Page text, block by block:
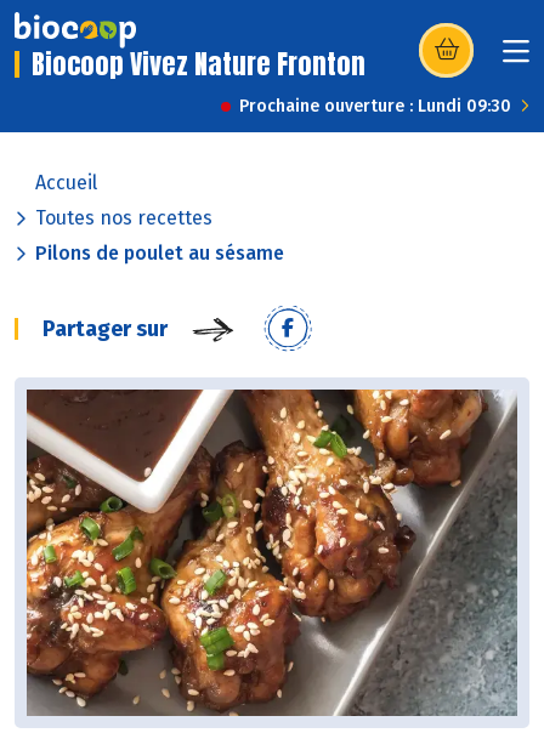
Biocoop Vivez Nature Fronton (s’ouvre dans
Prochaine ouverture : Lundi 09:30
Accueil
Toutes nos recettes
Pilons de poulet au sésame
Partager sur